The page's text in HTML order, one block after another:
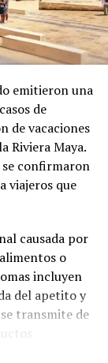
emitieron una
de
de vacaciones
Riviera Maya.
confirmaron
viajeros que
causada por
o
incluyen
del apetito y
transmite de